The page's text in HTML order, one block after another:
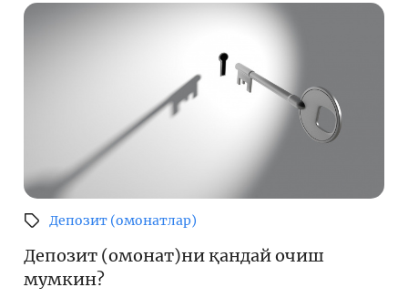
Депозит (омонатлар)
Депозит (омонат)ни қандай очиш
мумкин?